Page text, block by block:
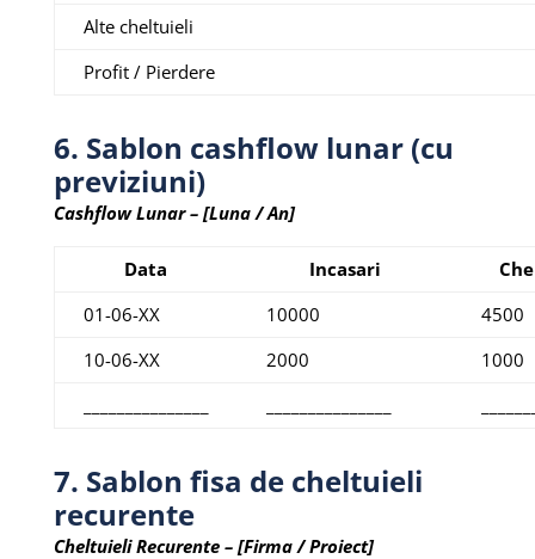
Alte cheltuieli
Profit / Pierdere
6. Sablon cashflow lunar (cu
previziuni)
Cashflow Lunar – [Luna / An]
Data Incasari
01-06-XX
10000
4500
10-06-XX
2000
1000
7. Sablon fisa de cheltuieli
recurente
Cheltuieli Recurente – [Firma / Proiect]